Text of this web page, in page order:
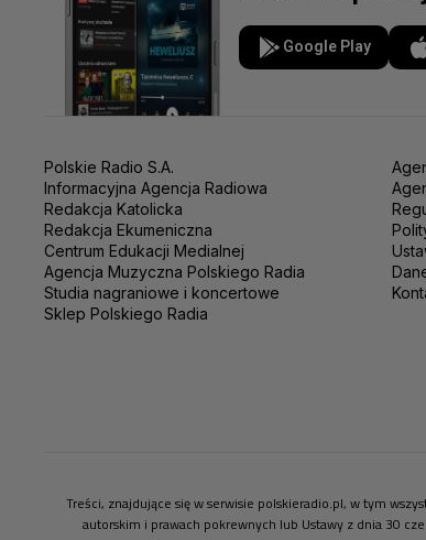
Google Play
Polskie Radio S.A.
Informacyjna Agencja Radiowa
Redakcja Katolicka
Redakcja Ekumeniczna
Centrum Edukacji Medialnej
Agencja Muzyczna Polskiego Radia
Studia nagraniowe i koncertowe
Sklep Polskiego Radia
Treści, znajdujące się w serwisie polskieradio.pl, w tym
autorskim i prawach pokrewnych lub Ustawy z dnia 30